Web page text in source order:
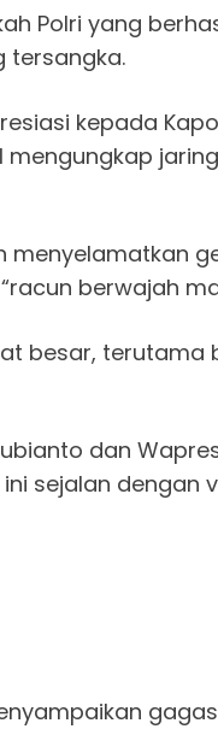
Polri yang
tersangka.
kepada
menyelamatkan
berwajah
besar, terutama
dan
sejalan dengan